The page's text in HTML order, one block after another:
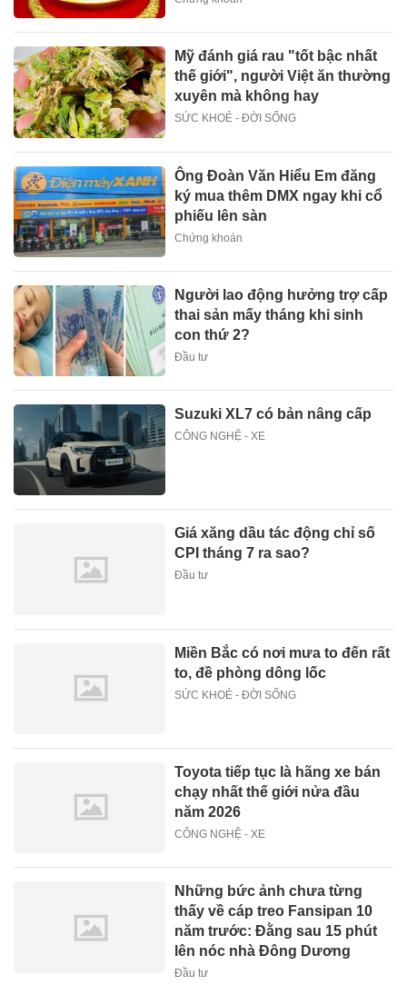
Mỹ đánh giá rau "tốt bậc nhất
thế giới", người Việt ăn thường
xuyên mà không hay
SỨC KHOẺ - ĐỜI SỐNG
Ông Đoàn Văn Hiểu Em đăng
ký mua thêm DMX ngay khi cổ
phiếu lên sàn
Chứng khoán
Người lao động hưởng trợ cấp
thai sản mấy tháng khi sinh
con thứ 2?
Đầu tư
Suzuki XL7 có bản nâng cấp
CÔNG NGHỆ - XE
Giá xăng dầu tác động chỉ số
CPI tháng 7 ra sao?
Đầu tư
Miền Bắc có nơi mưa to đến rất
to, đề phòng dông lốc
SỨC KHOẺ - ĐỜI SỐNG
Toyota tiếp tục là hãng xe bán
chạy nhất thế giới nửa đầu
năm 2026
CÔNG NGHỆ - XE
Những bức ảnh chưa từng
thấy về cáp treo Fansipan 10
năm trước: Đằng sau 15 phút
lên nóc nhà Đông Dương
Đầu tư